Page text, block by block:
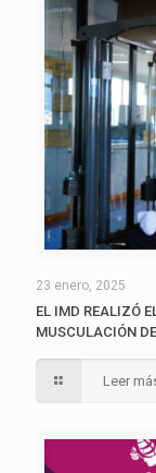
23 enero, 2025
EL IMD REALIZÓ
MUSCULACIÓN
Leer